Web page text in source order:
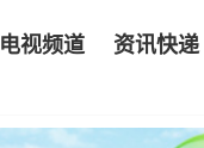
电视频道 资讯快递